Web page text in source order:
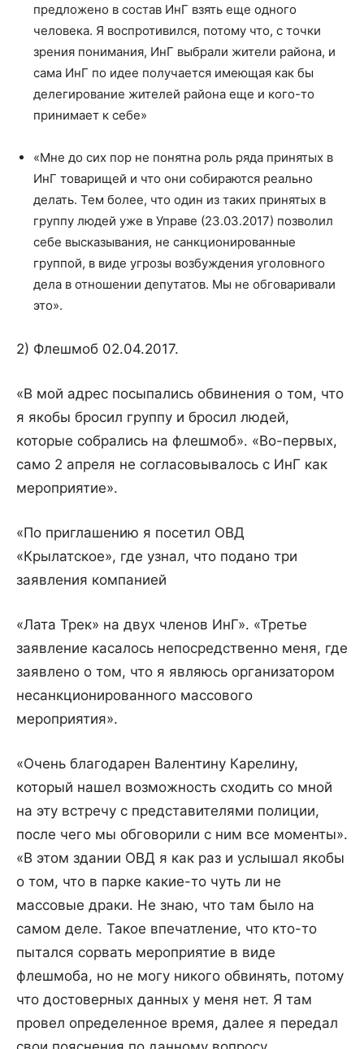
предложено в состав ИнГ взять еще одного
человека. Я воспротивился, потому что, с точки
зрения понимания, ИнГ выбрали жители района, и
сама ИнГ по идее получается имеющая как бы
делегирование жителей района еще и кого-то
принимает к себе»
«Мне до сих пор не понятна роль ряда принятых в
ИнГ товарищей и что они собираются реально
делать. Тем более, что один из таких принятых в
группу людей уже в Управе (23.03.2017) позволил
себе высказывания, не санкционированные
группой, в виде угрозы возбуждения уголовного
дела в отношении депутатов. Мы не обговаривали
это».
2) Флешмоб 02.04.2017.
«В мой адрес посыпались обвинения о том, что
я якобы бросил группу и бросил людей,
которые собрались на флешмоб». «Во-первых,
само 2 апреля не согласовывалось с ИнГ как
мероприятие».
«По приглашению я посетил ОВД
«Крылатское», где узнал, что подано три
заявления компанией
«Лата Трек» на двух членов ИнГ». «Третье
заявление касалось непосредственно меня, где
заявлено о том, что я являюсь организатором
несанкционированного массового
мероприятия».
«Очень благодарен Валентину Карелину,
который нашел возможность сходить со мной
на эту встречу с представителями полиции,
после чего мы обговорили с ним все моменты».
«В этом здании ОВД я как раз и услышал якобы
о том, что в парке какие-то чуть ли не
массовые драки. Не знаю, что там было на
самом деле. Такое впечатление, что кто-то
пытался сорвать мероприятие в виде
флешмоба, но не могу никого обвинять, потому
что достоверных данных у меня нет. Я там
провел определенное время, далее я передал